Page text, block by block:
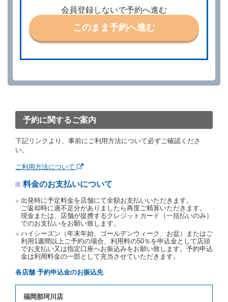
借受人は、前条第１項の借受条件を変更しようとする
ときは、あらかじめ当社の承諾を受けなければならな
いものとします。
第４条（予約の取消し等）
ができます。
を１時間以上経過してもレンタカー貸渡契約（以下
約取消手数料を当社に支払うものとし、当社は、この
予約取消手数料の支払いがあったときは、受領済の予
約申込金を借受人に返還するものとします。
当社の都合により、予約が取り消されたとき、又は貸
約申込金を返還するものとします。
若しくは当社のいずれの責にもよらない事由により貸
たものとします。この場合、当社は受領済の予約申込
金を返還するものとします。
第５条（代替レンタカー）
当社は、借受人から予約のあった車種クラスのレンタ
カーを貸し渡すことができないときは、予約と異なる
車種クラスのレンタカー（以下「代替レンタカー」と
いいます。）の貸渡しを申し入れることができるもの
とします。
クラスを除き予約時と同一の借受条件でレンタカー提
会員登録しないで予約へ進む
このまま予約へ進む
予約に関するご案内
下記リンクより、事前にご利用方法について必ずご確認くださ
い。
ご利用方法について
料金のお支払いについて
出発時に予定料金を店舗にて全額お支払いいただきます。
ご返却時に過不足分がありましたら再度ご精算いただきます。
現金または、店舗が提携するクレジットカード（一括払いのみ）
でのお支払いをお願い致します。
ハイシーズン（年末年始、ゴールデンウィーク、お盆）またはご
利用1週間以上ご予約の場合、利用料の50％を申込金として店頭
でお支払い又は指定口座へお振込みをお願い致します。予約申込
金は利用料金の一部として充当させていただきます。
各店舗 予約申込金のお振込先
福岡那珂川店